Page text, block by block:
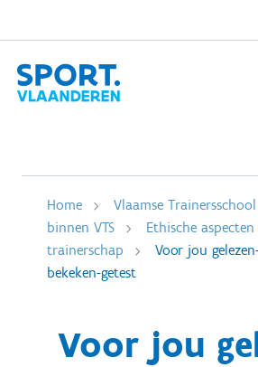
Home Vlaamse Trainersschool
binnen VTS
Ethische
trainerschap
Voor jou
bekeken-getest
Voor jou